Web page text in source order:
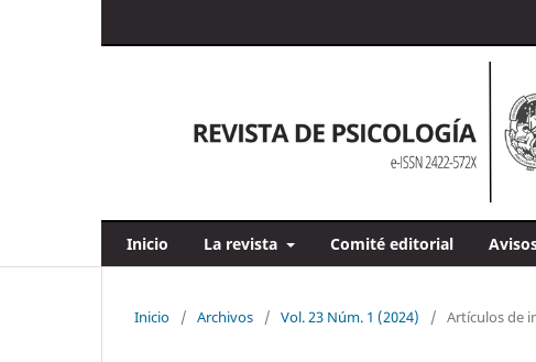
Inicio La revista Comité editorial
Inicio / Archivos / Vol. 23 Núm. 1 (2024) / Artículos de